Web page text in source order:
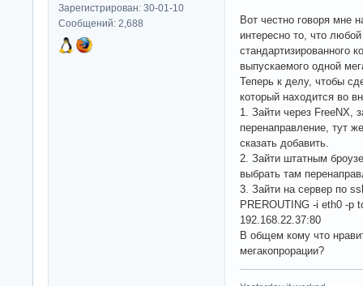
Зарегистрирован: 30-01-10
Сообщений: 2,688
Вот честно говоря мне
интересно то, что
стандартизированного
выпускаемого одной
Теперь к делу, чтобы
который находится во
1. Зайти через FreeNX,
перенаправление, тут
сказать добавить.
2. Зайти штатным
выбрать там
3. Зайти на сервер по
PREROUTING -i eth0 -p
192.168.22.37:80
В общем кому что
мегакопрорации?